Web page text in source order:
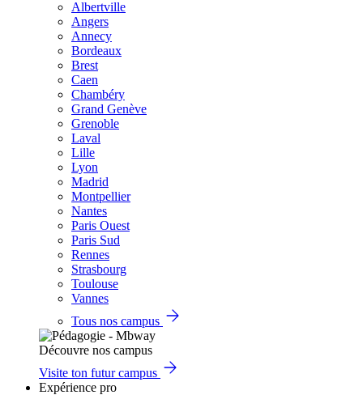
Albertville
Angers
Annecy
Bordeaux
Brest
Caen
Chambéry
Grand Genève
Grenoble
Laval
Lille
Lyon
Madrid
Montpellier
Nantes
Paris Ouest
Paris Sud
Rennes
Strasbourg
Toulouse
Vannes
Tous nos campus
Découvre nos campus
Visite ton futur campus
Expérience pro